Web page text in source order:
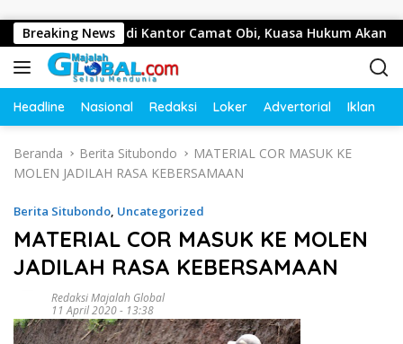
Breaking News
Wartawan di Kantor Camat Obi, Kuasa Hukum Akan
Headline Nasional Redaksi Loker Advertorial Iklan
Beranda Berita Situbondo
MATERIAL COR MASUK KE
MOLEN JADILAH RASA KEBERSAMAAN
Berita Situbondo, Uncategorized
MATERIAL COR MASUK KE MOLEN
JADILAH RASA KEBERSAMAAN
Redaksi Majalah Global
11 April 2020 - 13:38